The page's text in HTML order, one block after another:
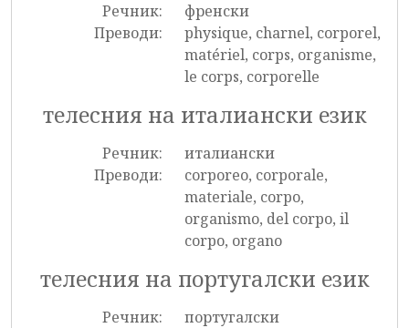
Речник:
френски
Преводи:
physique, charnel, corporel,
matériel, corps, organisme,
le corps, corporelle
телесния на италиански език
Речник:
италиански
Преводи:
corporeo, corporale,
materiale, corpo,
organismo, del corpo, il
corpo, organo
телесния на португалски език
Речник:
португалски